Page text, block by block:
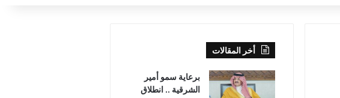
أخر المقالات
برعاية سمو أمير
الشرقية .. انطلاق